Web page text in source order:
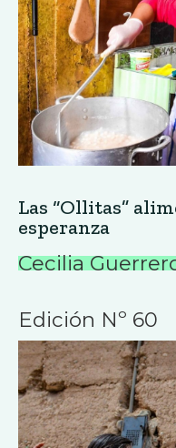
Las “Ollitas”
esperanza
Cecilia
Edición Nº 60